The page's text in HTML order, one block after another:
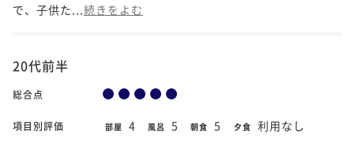
で、子供た... 続きをよむ
20代前半
総合点
項目別評価 部屋 4 風呂 5 朝食 5 夕食 利用なし